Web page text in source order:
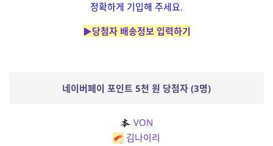
정확하게 기입해 주세요.
▶당첨자 배송정보 입력하기
네이버페이 포인트 5천 원 당첨자 (3명)
VON
김나이리